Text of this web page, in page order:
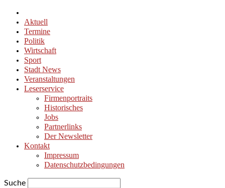
Aktuell
Termine
Politik
Wirtschaft
Sport
Stadt News
Veranstaltungen
Leserservice
Firmenportraits
Historisches
Jobs
Partnerlinks
Der Newsletter
Kontakt
Impressum
Datenschutzbedingungen
Suche